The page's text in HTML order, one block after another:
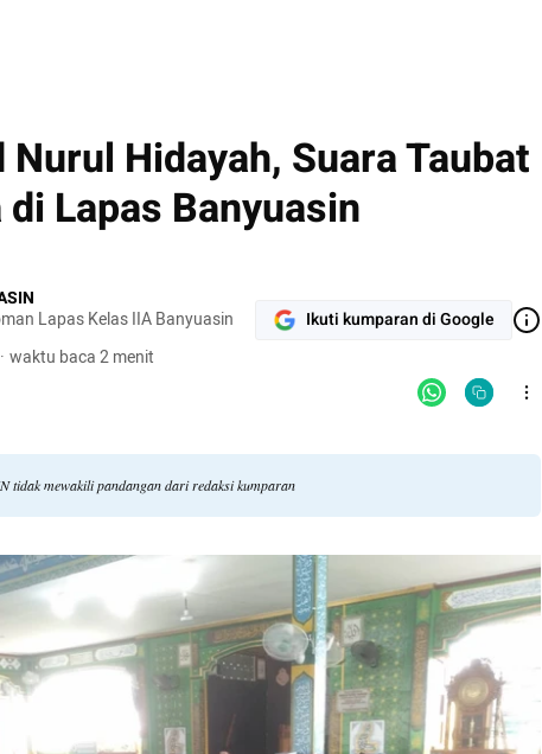
Hidayah, Suara Taubat
Lapas Banyuasin
Lapas Kelas IIA Banyuasin
· waktu baca 2 menit
Ikuti kumparan di Google
tidak mewakili pandangan dari redaksi kumparan